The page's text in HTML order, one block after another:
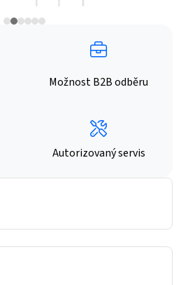
Možnost B2B odběru
Autorizovaný servis